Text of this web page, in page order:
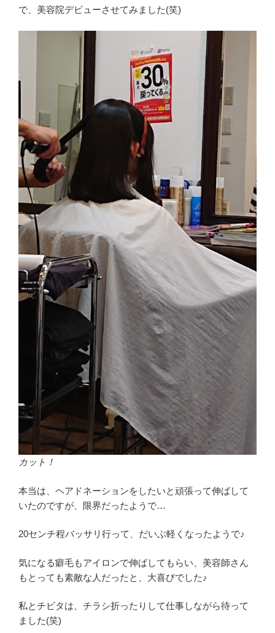
で、美容院デビューさせてみました(笑)
カット！
本当は、ヘアドネーションをしたいと頑張って伸ばして
いたのですが、限界だったようで…
20センチ程バッサリ行って、だいぶ軽くなったようで♪
気になる癖毛もアイロンで伸ばしてもらい、美容師さん
もとっても素敵な人だったと、大喜びでした♪
私とチビタは、チラシ折ったりして仕事しながら待って
ました(笑)